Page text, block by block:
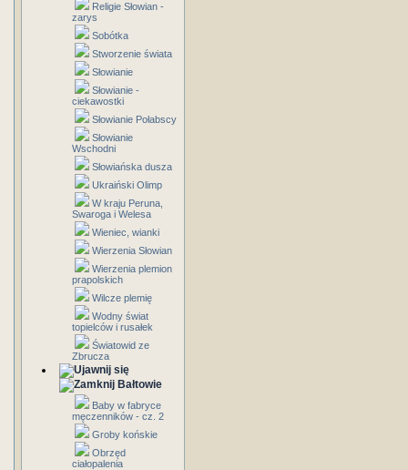
Religie Słowian -
zarys
Sobótka
Stworzenie świata
Słowianie
Słowianie -
ciekawostki
Słowianie Połabscy
Słowianie
Wschodni
Słowiańska dusza
Ukraiński Olimp
W kraju Peruna,
Swaroga i Welesa
Wieniec, wianki
Wierzenia Słowian
Wierzenia plemion
prapolskich
Wilcze plemię
Wodny świat
topielców i rusałek
Światowid ze
Zbrucza
Bałtowie
Baby w fabryce
męczenników - cz. 2
Groby końskie
Obrzęd
ciałopalenia